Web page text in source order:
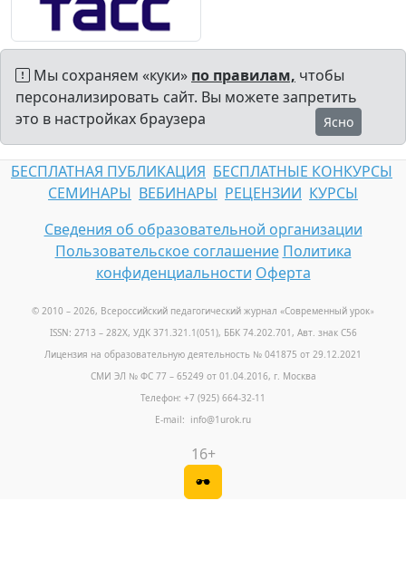
Мы сохраняем «куки» по правилам, чтобы
персонализировать сайт. Вы можете запретить
это в настройках браузера
Ясно
БЕСПЛАТНАЯ ПУБЛИКАЦИЯ БЕСПЛАТНЫЕ КОНКУРСЫ
СЕМИНАРЫ ВЕБИНАРЫ РЕЦЕНЗИИ КУРСЫ
Сведения об образовательной организации
Пользовательское соглашение Политика
конфиденциальности Оферта
© 2010 – 2026, Всероссийский педагогический журнал «Современный урок»
ISSN: 2713 – 282X, УДК 371.321.1(051), ББК 74.202.701, Авт. знак С56
Лицензия на образовательную деятельность № 041875 от 29.12.2021
СМИ ЭЛ № ФС 77 – 65249 от 01.04.2016, г. Москва
Телефон: +7 (925) 664-32-11
E-mail: info@1urok.ru
16+